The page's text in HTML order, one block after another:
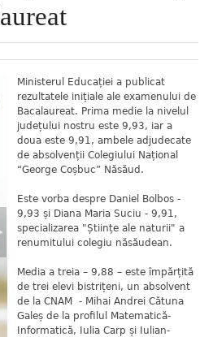
Ministerul Educației a publicat
rezultatele inițiale ale examenului de
Bacalaureat. Prima medie la nivelul
județului nostru este 9,93, iar a
doua este 9,91, ambele adjudecate
de absolvenții Colegiului Național
“George Coșbuc” Năsăud.
Este vorba despre Daniel Bolbos -
9,93 și Diana Maria Suciu - 9,91,
specializarea "Științe ale naturii" a
renumitului colegiu năsăudean.
Media a treia – 9,88 – este împărțită
de trei elevi bistrițeni, un absolvent
de la CNAM - Mihai Andrei Cătuna
Galeș de la profilul Matematică-
Informatică, Iulia Carp și Iulian-